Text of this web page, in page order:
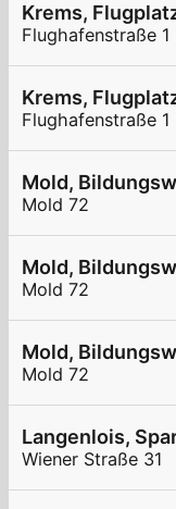
Krems,
Flughafenstraße 1
Krems,
Flughafenstraße 1
Mold,
Mold 72
Mold,
Mold 72
Mold,
Mold 72
Langenlois,
Wiener Straße 31